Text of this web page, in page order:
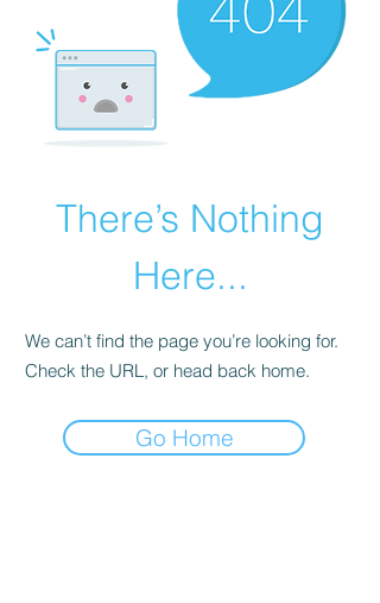
There’s Nothing
Here...
We can’t find the page you’re looking for.
Check the URL, or head back home.
Go Home